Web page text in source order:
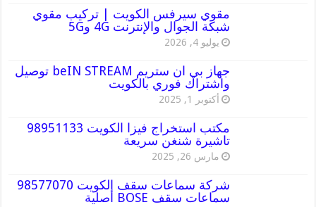
مقوي سيرفس الكويت | تركيب مقوي
شبكة الجوال والإنترنت 4G و5G
يوليو 4, 2026
جهاز بي ان ستريم beIN STREAM توصيل
واشتراك فوري بالكويت
أكتوبر 1, 2025
مكتب استخراج فيزا الكويت 98951133
تاشيرة شنغن سريعة
مارس 26, 2025
شركة سماعات سقف الكويت 98577070
سماعات سقف BOSE أصلية